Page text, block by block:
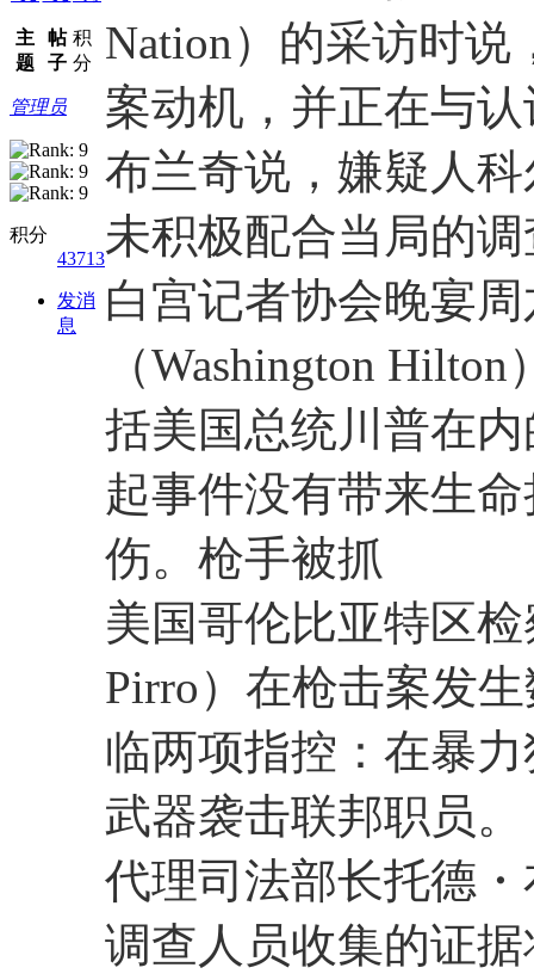
主
题
帖
子
积
分
管理员
积分
43713
发消
息
Nation）的采访时
案动机，并正在与
布兰奇说，嫌疑人
未积极配合当局的
白宫记者协会晚宴
（Washington
括美国总统川普在
起事件没有带来生
伤。枪手被抓
美国哥伦比亚特区检
Pirro）在枪击案发
临两项指控：在暴
武器袭击联邦职员。
代理司法部长托德・
调查人员收集的证